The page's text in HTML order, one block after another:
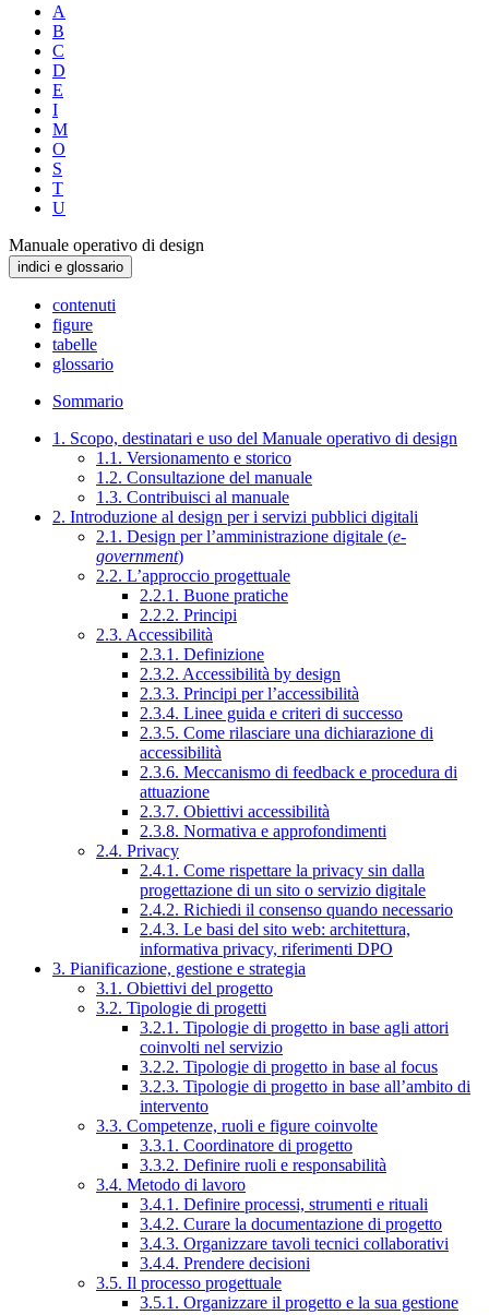
A
B
C
D
E
I
M
O
S
T
U
Manuale operativo di design
indici e glossario
contenuti
figure
tabelle
glossario
Sommario
1. Scopo, destinatari e uso del Manuale operativo di design
1.1. Versionamento e storico
1.2. Consultazione del manuale
1.3. Contribuisci al manuale
2. Introduzione al design per i servizi pubblici digitali
2.1. Design per l’amministrazione digitale (e-
government)
2.2. L’approccio progettuale
2.2.1. Buone pratiche
2.2.2. Principi
2.3. Accessibilità
2.3.1. Definizione
2.3.2. Accessibilità by design
2.3.3. Principi per l’accessibilità
2.3.4. Linee guida e criteri di successo
2.3.5. Come rilasciare una dichiarazione di
accessibilità
2.3.6. Meccanismo di feedback e procedura di
attuazione
2.3.7. Obiettivi accessibilità
2.3.8. Normativa e approfondimenti
2.4. Privacy
2.4.1. Come rispettare la privacy sin dalla
progettazione di un sito o servizio digitale
2.4.2. Richiedi il consenso quando necessario
2.4.3. Le basi del sito web: architettura,
informativa privacy, riferimenti DPO
3. Pianificazione, gestione e strategia
3.1. Obiettivi del progetto
3.2. Tipologie di progetti
3.2.1. Tipologie di progetto in base agli attori
coinvolti nel servizio
3.2.2. Tipologie di progetto in base al focus
3.2.3. Tipologie di progetto in base all’ambito di
intervento
3.3. Competenze, ruoli e figure coinvolte
3.3.1. Coordinatore di progetto
3.3.2. Definire ruoli e responsabilità
3.4. Metodo di lavoro
3.4.1. Definire processi, strumenti e rituali
3.4.2. Curare la documentazione di progetto
3.4.3. Organizzare tavoli tecnici collaborativi
3.4.4. Prendere decisioni
3.5. Il processo progettuale
3.5.1. Organizzare il progetto e la sua gestione